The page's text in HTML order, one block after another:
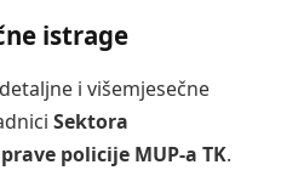
istrage
i višemjesečne
Sektora
policije MUP-a TK.